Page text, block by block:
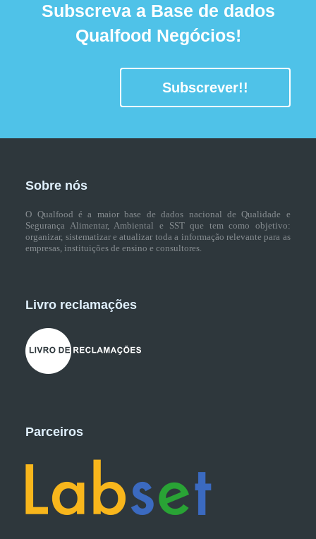
Subscreva a Base de dados
Qualfood Negócios!
Subscrever!!
Sobre nós
O Qualfood é a maior base de dados nacional de Qualidade e
Segurança Alimentar, Ambiental e SST que tem como objetivo:
organizar, sistematizar e atualizar toda a informação relevante para as
empresas, instituições de ensino e consultores.
Livro reclamações
Parceiros